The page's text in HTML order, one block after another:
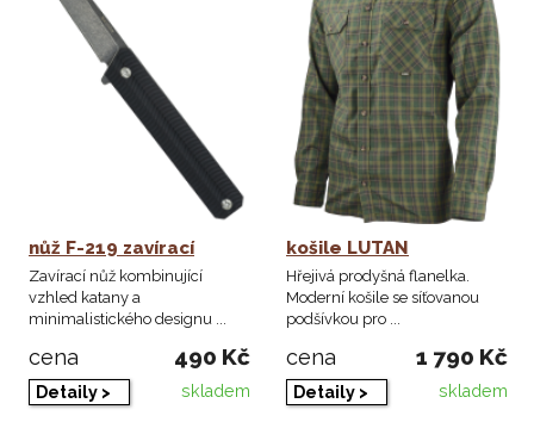
nůž F-219 zavírací
Zavírací nůž kombinující
vzhled katany a
minimalistického designu ...
cena 490 Kč
Detaily > skladem
košile LUTAN
Hřejivá prodyšná flanelka.
Moderní košile se síťovanou
podšívkou pro ...
cena 1 790 Kč
Detaily > skladem